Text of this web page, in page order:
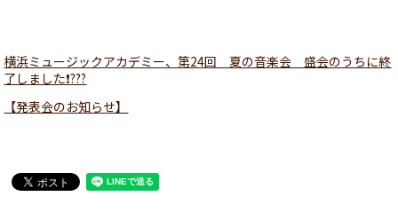
横浜ミュージックアカデミー、第24回 夏の音楽会 盛会のうちに終
了しました❗??️?
【発表会のお知らせ】